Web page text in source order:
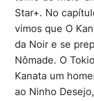
Star+. No
vimos que O
da Noir e se
Nômade. O
Kanata um
ao Ninho